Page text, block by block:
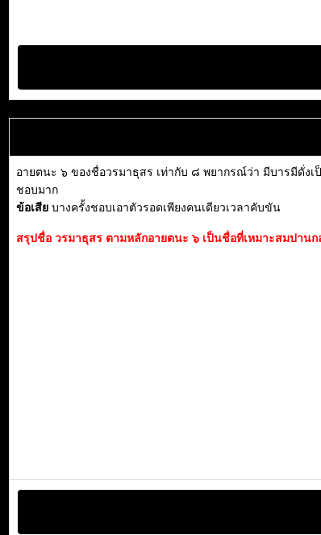
อายตนะ ๖ ของชื่อวรมาธุสร เท่ากับ ๘ พยากรณ์ว่า มีบารมีดั่ง
ชอบมาก
ข้อเสีย บางครั้งชอบเอาตัวรอดเพียงคนเดียวเวลาคับขัน
สรุปชื่อ วรมาธุสร ตามหลักอายตนะ ๖ เป็นชื่อที่เหมาะสมปาน